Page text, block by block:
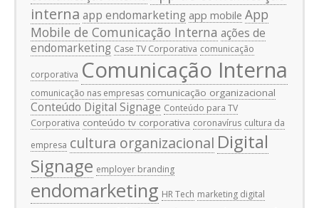
interna app endomarketing app mobile App
Mobile de Comunicação Interna ações de
endomarketing Case TV Corporativa comunicação
corporativa Comunicação Interna
comunicação nas empresas comunicação organizacional
Conteúdo Digital Signage Conteúdo para TV
Corporativa conteúdo tv corporativa coronavírus cultura da
empresa cultura organizacional Digital
Signage employer branding
endomarketing HR Tech marketing digital